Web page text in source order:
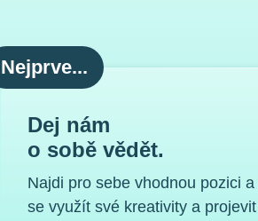
Nejprve...
Dej nám
o sobě vědět.
Najdi pro sebe vhodnou pozici
se využít své kreativity a